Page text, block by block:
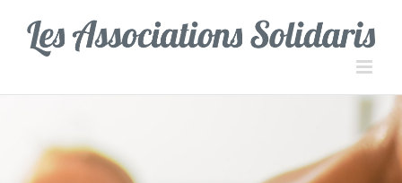
contenu